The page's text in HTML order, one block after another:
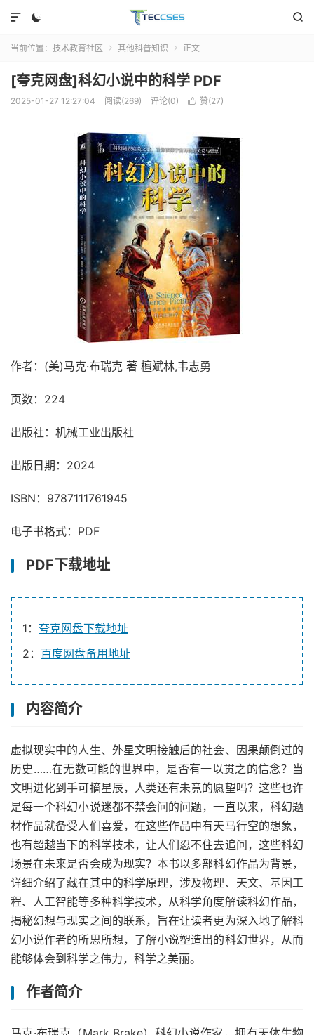
 

当前位置： 技术教育社区  其他科普知识  正文
[夸克网盘]科幻小说中的科学 PDF
2025-01-27 12:27:04 阅读(269) 评论(0)  赞(27)
作者：(美)马克·布瑞克 著 檀斌林,韦志勇
页数：224
出版社：机械工业出版社
出版日期：2024
ISBN：9787111761945
电子书格式：PDF
PDF下载地址
1： 夸克网盘下载地址
2： 百度网盘备用地址
内容简介
虚拟现实中的人生、外星文明接触后的社会、因果颠倒过的
历史……在无数可能的世界中，是否有一以贯之的信念？当
文明进化到手可摘星辰，人类还有未竟的愿望吗？这些也许
是每一个科幻小说迷都不禁会问的问题，一直以来，科幻题
材作品就备受人们喜爱，在这些作品中有天马行空的想象，
也有超越当下的科学技术，让人们忍不住去追问，这些科幻
场景在未来是否会成为现实？本书以多部科幻作品为背景，
详细介绍了藏在其中的科学原理，涉及物理、天文、基因工
程、人工智能等多种科学技术，从科学角度解读科幻作品，
揭秘幻想与现实之间的联系，旨在让读者更为深入地了解科
幻小说作者的所思所想，了解小说塑造出的科幻世界，从而
能够体会到科学之伟力，科学之美丽。
作者简介